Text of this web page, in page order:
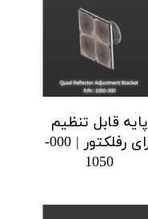
پایه قابل تنظیم
برای رفلکتور | 000-
1050